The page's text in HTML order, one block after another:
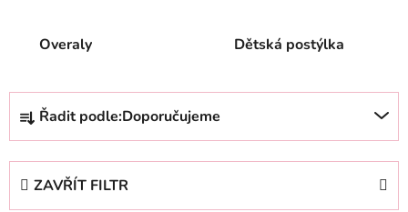
Overaly Dětská postýlka
Ř
z
Řadit podle:Doporučujeme
ZAVŘÍT FILTR